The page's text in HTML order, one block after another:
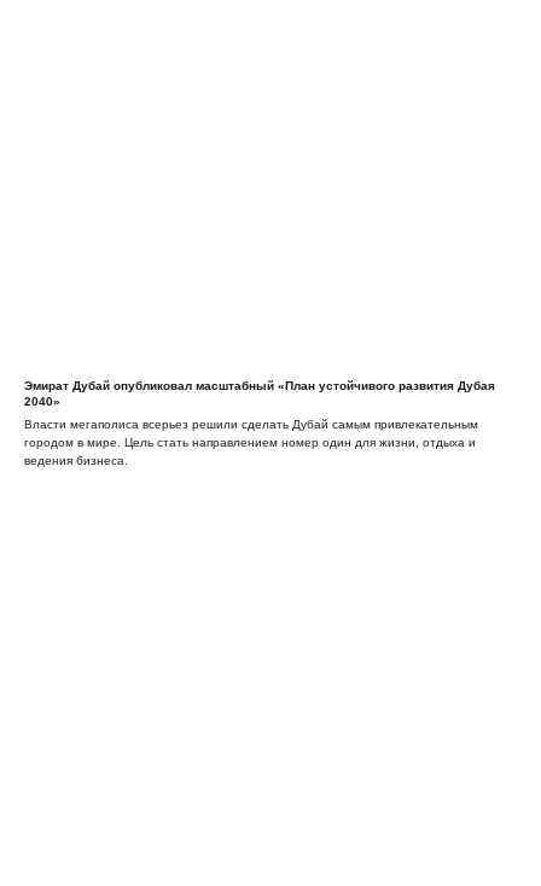
Эмират Дубай опубликовал масштабный «План устойчивого развития Дубая
2040»
Власти мегаполиса всерьез решили сделать Дубай самым привлекательным
городом в мире. Цель стать направлением номер один для жизни, отдыха и
ведения бизнеса.